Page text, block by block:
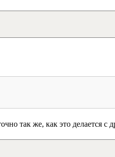
так же, как это делается с